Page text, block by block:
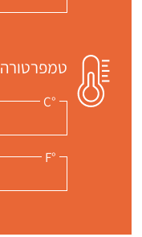
טמפרטורה
°C
°F